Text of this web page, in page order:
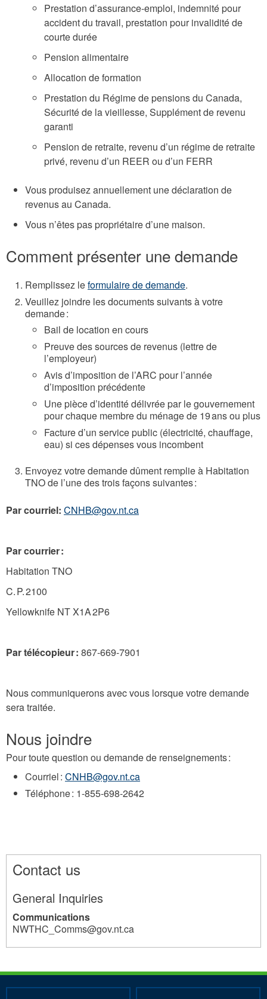
Prestation d’assurance-emploi, indemnité pour
accident du travail, prestation pour invalidité de
courte durée
Pension alimentaire
Allocation de formation
Prestation du Régime de pensions du Canada,
Sécurité de la vieillesse, Supplément de revenu
garanti
Pension de retraite, revenu d’un régime de retraite
privé, revenu d’un REER ou d’un FERR
Vous produisez annuellement une déclaration de
revenus au Canada.
Vous n’êtes pas propriétaire d’une maison.
Comment présenter une demande
Remplissez leformulaire de demande.
Veuillez joindre les documents suivants à votre
demande :
Bail de location en cours
Preuve des sources de revenus (lettre de
l’employeur)
Avis d’imposition de l’ARC pour l’année
d’imposition précédente
Une pièce d’identité délivrée par le gouvernement
pour chaque membre du ménage de 19 ans ou plus
Facture d’un service public (électricité, chauffage,
eau) si ces dépenses vous incombent
Envoyez votre demande dûment remplie à Habitation
TNO de l’une des trois façons suivantes :
Par courriel: CNHB@gov.nt.ca
Par courrier :
Habitation TNO
C. P. 2100
Yellowknife NT X1A 2P6
Par télécopieur : 867-669-7901
Nous communiquerons avec vous lorsque votre demande
sera traitée.
Nous joindre
Pour toute question ou demande de renseignements :
Courriel : CNHB@gov.nt.ca
Téléphone : 1-855-698-2642
Contact us
General Inquiries
Communications
NWTHC_Comms@gov.nt.ca
34